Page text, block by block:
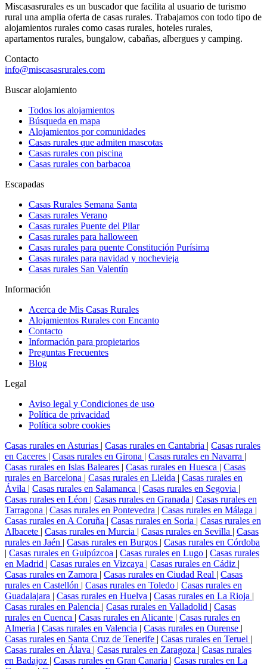
Miscasasrurales es un buscador que facilita al usuario de turismo
rural una amplia oferta de casas rurales. Trabajamos con todo tipo de
alojamientos rurales como casas rurales, hoteles rurales,
apartamentos rurales, bungalow, cabañas, albergues y camping.
Contacto
info@miscasasrurales.com
Buscar alojamiento
Todos los alojamientos
Búsqueda en mapa
Alojamientos por comunidades
Casas rurales que admiten mascotas
Casas rurales con piscina
Casas rurales con barbacoa
Escapadas
Casas Rurales Semana Santa
Casas rurales Verano
Casas rurales Puente del Pilar
Casas rurales para halloween
Casas rurales para puente Constitución Purísima
Casas rurales para navidad y nochevieja
Casas rurales San Valentín
Información
Acerca de Mis Casas Rurales
Alojamientos Rurales con Encanto
Contacto
Información para propietarios
Preguntas Frecuentes
Blog
Legal
Aviso legal y Condiciones de uso
Política de privacidad
Política sobre cookies
Casas rurales en Asturias | Casas rurales en Cantabria | Casas rurales
en Caceres | Casas rurales en Girona | Casas rurales en Navarra |
Casas rurales en Islas Baleares | Casas rurales en Huesca | Casas
rurales en Barcelona | Casas rurales en Lleida | Casas rurales en
Ávila | Casas rurales en Salamanca | Casas rurales en Segovia |
Casas rurales en Léon | Casas rurales en Granada | Casas rurales en
Tarragona | Casas rurales en Pontevedra | Casas rurales en Málaga |
Casas rurales en A Coruña | Casas rurales en Soria | Casas rurales en
Albacete | Casas rurales en Murcia | Casas rurales en Sevilla | Casas
rurales en Jaén | Casas rurales en Burgos | Casas rurales en Córdoba
| Casas rurales en Guipúzcoa | Casas rurales en Lugo | Casas rurales
en Madrid | Casas rurales en Vizcaya | Casas rurales en Cádiz |
Casas rurales en Zamora | Casas rurales en Ciudad Real | Casas
rurales en Castellón | Casas rurales en Toledo | Casas rurales en
Guadalajara | Casas rurales en Huelva | Casas rurales en La Rioja |
Casas rurales en Palencia | Casas rurales en Valladolid | Casas
rurales en Cuenca | Casas rurales en Alicante | Casas rurales en
Almeria | Casas rurales en Valencia | Casas rurales en Ourense |
Casas rurales en Santa Cruz de Tenerife | Casas rurales en Teruel |
Casas rurales en Álava | Casas rurales en Zaragoza | Casas rurales
en Badajoz | Casas rurales en Gran Canaria | Casas rurales en La